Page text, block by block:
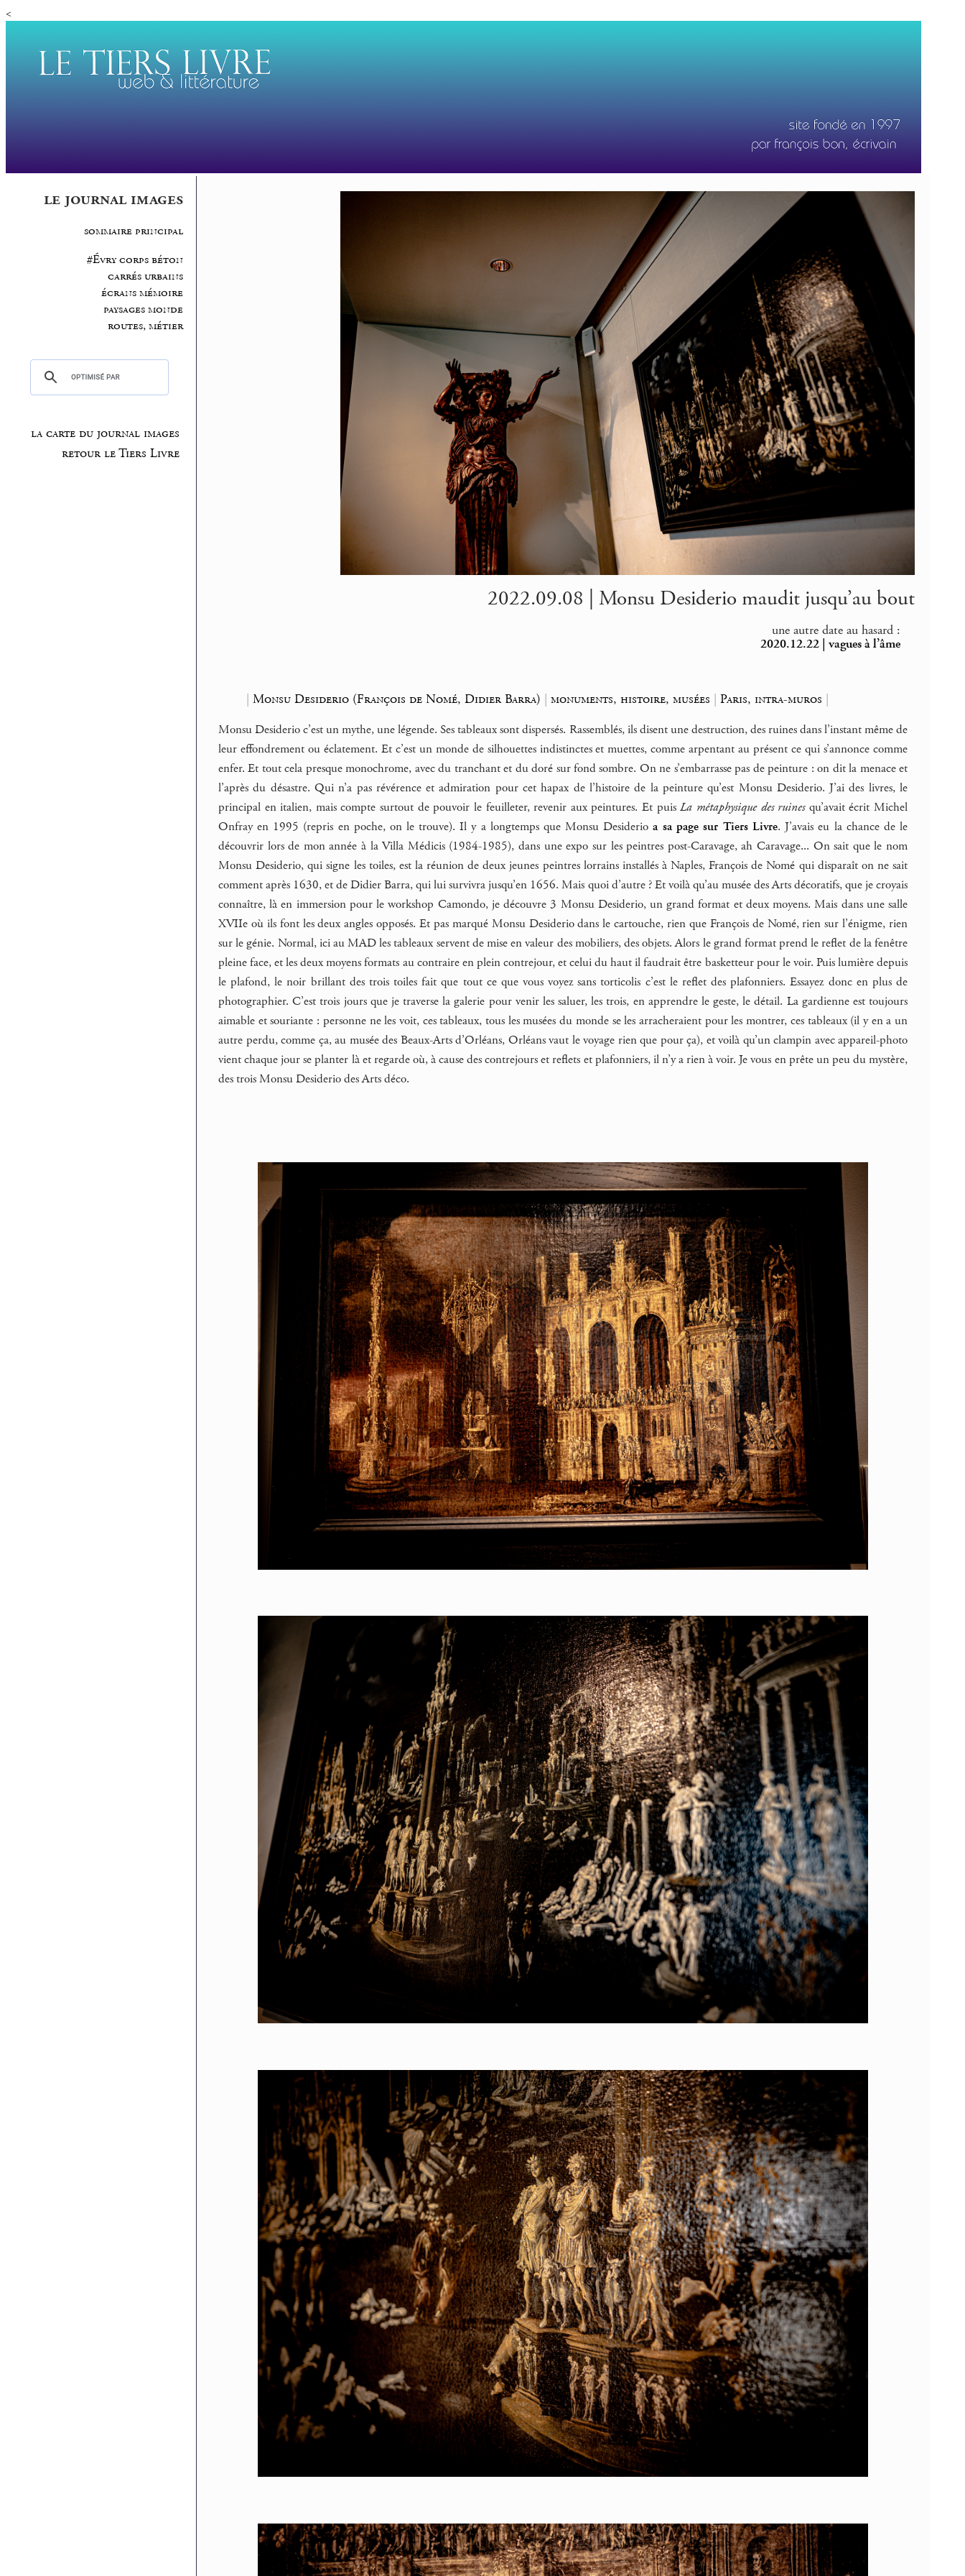
<
le journal images
sommaire principal
#Évry corps béton
carrés urbains
écrans mémoire
paysages monde
routes, métier
la carte du journal images
retour le Tiers Livre
2022.09.08 | Monsu Desiderio maudit jusqu’au bout
une autre date au hasard :
2020.12.22 | vagues à l’âme
|Monsu Desiderio (François de Nomé, Didier Barra) |monuments, histoire, musées |Paris, intra-muros |
Monsu Desiderio c’est un mythe, une légende. Ses tableaux sont dispersés. Rassemblés, ils disent une destruction, des ruines dans l’instant même de
leur effondrement ou éclatement. Et c’est un monde de silhouettes indistinctes et muettes, comme arpentant au présent ce qui s’annonce comme
enfer. Et tout cela presque monochrome, avec du tranchant et du doré sur fond sombre. On ne s’embarrasse pas de peinture : on dit la menace et
l’après du désastre. Qui n’a pas révérence et admiration pour cet hapax de l’histoire de la peinture qu’est Monsu Desiderio. J’ai des livres, le
principal en italien, mais compte surtout de pouvoir le feuilleter, revenir aux peintures. Et puisLa métaphysique des ruinesqu’avait écrit Michel
Onfray en 1995 (repris en poche, on le trouve). Il y a longtemps que Monsu Desiderioa sa page sur Tiers Livre. J’avais eu la chance de le
découvrir lors de mon année à la Villa Médicis (1984-1985), dans une expo sur les peintres post-Caravage, ah Caravage... On sait que le nom
Monsu Desiderio, qui signe les toiles, est la réunion de deux jeunes peintres lorrains installés à Naples, François de Nomé qui disparaît on ne sait
comment après 1630, et de Didier Barra, qui lui survivra jusqu’en 1656. Mais quoi d’autre ? Et voilà qu’au musée des Arts décoratifs, que je croyais
connaître, là en immersion pour le workshop Camondo, je découvre 3 Monsu Desiderio, un grand format et deux moyens. Mais dans une salle
XVIIe où ils font les deux angles opposés. Et pas marqué Monsu Desiderio dans le cartouche, rien que François de Nomé, rien sur l’énigme, rien
sur le génie. Normal, ici au MAD les tableaux servent de mise en valeur des mobiliers, des objets. Alors le grand format prend le reflet de la fenêtre
pleine face, et les deux moyens formats au contraire en plein contrejour, et celui du haut il faudrait être basketteur pour le voir. Puis lumière depuis
le plafond, le noir brillant des trois toiles fait que tout ce que vous voyez sans torticolis c’est le reflet des plafonniers. Essayez donc en plus de
photographier. C’est trois jours que je traverse la galerie pour venir les saluer, les trois, en apprendre le geste, le détail. La gardienne est toujours
aimable et souriante : personne ne les voit, ces tableaux, tous les musées du monde se les arracheraient pour les montrer, ces tableaux (il y en a un
autre perdu, comme ça, au musée des Beaux-Arts d’Orléans, Orléans vaut le voyage rien que pour ça), et voilà qu’un clampin avec appareil-photo
vient chaque jour se planter là et regarde où, à cause des contrejours et reflets et plafonniers, il n’y a rien à voir. Je vous en prête un peu du mystère,
des trois Monsu Desiderio des Arts déco.